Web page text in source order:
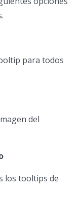
para todos
del
los tooltips de